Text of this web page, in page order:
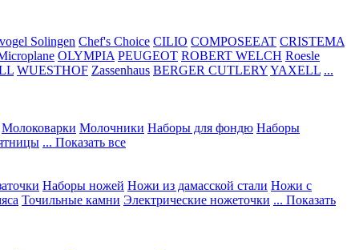
Solingen Chef's Choice CILIO COMPOSEEAT CRISTEMA
OLYMPIA PEUGEOT ROBERT WELCH Roesle
WUESTHOF Zassenhaus BERGER CUTLERYYAXELL ...
Молоковарки Молочники Наборы для фондю Наборы
... Показать все
Наборы ножей Ножи из дамасской стали Ножи с
Точильные камни Электрические ножеточки ... Показать